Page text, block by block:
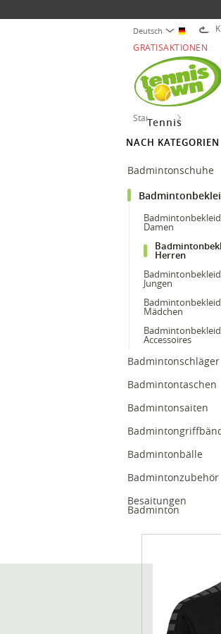
Deutsch
GRATISAKTIONEN
Tennis
Startseite
NACH KATEGORIEN
Badmintonschuhe
Damen
Herren
Jungen
Mädchen
Accessoires
Badmintonschläger
Badmintontaschen
Badmintonsaiten
Badmintonbälle
Badmintonzubehör
Besaitungen
Badminton